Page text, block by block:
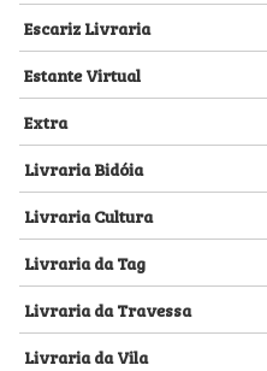
Escariz Livraria
Estante Virtual
Extra
Livraria Bidóia
Livraria Cultura
Livraria da Tag
Livraria da Travessa
Livraria da Vila